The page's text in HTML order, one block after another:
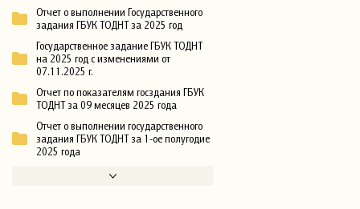
Отчет о выполнении Государственного
задания ГБУК ТОДНТ за 2025 год
Государственное задание ГБУК ТОДНТ
на 2025 год с изменениями от
07.11.2025 г.
Отчет по показателям госздания ГБУК
ТОДНТ за 09 месяцев 2025 года
Отчет о выполнении государственного
задания ГБУК ТОДНТ за 1-ое полугодие
2025 года